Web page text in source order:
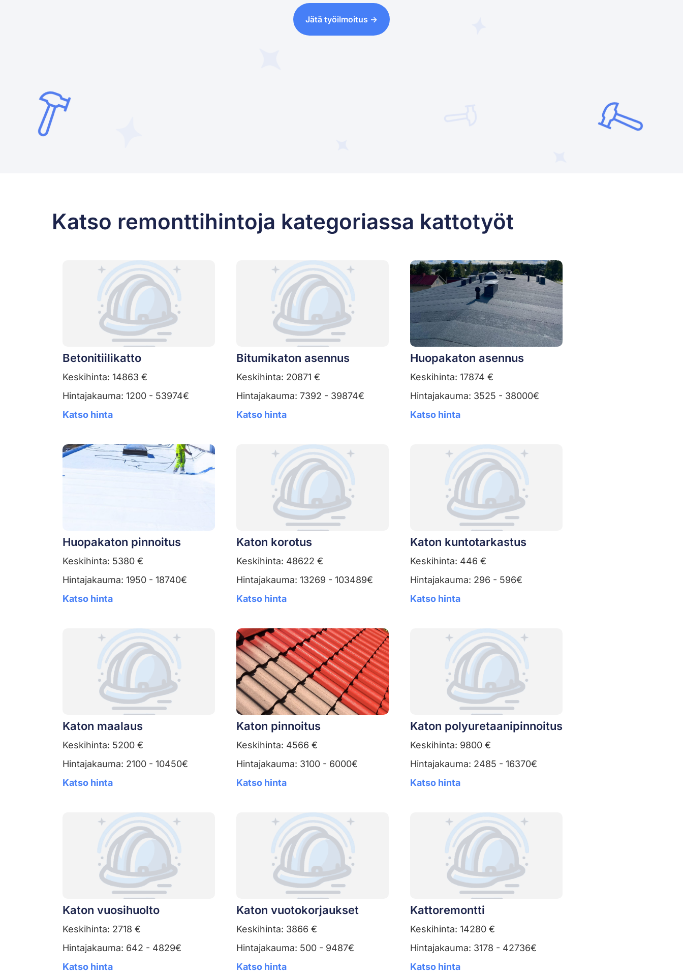
Jätä työilmoitus ->
Katso remonttihintoja kategoriassa kattotyöt
Betonitiilikatto
Keskihinta: 14863 €
Hintajakauma: 1200 - 53974€
Katso hinta
Bitumikaton asennus
Keskihinta: 20871 €
Hintajakauma: 7392 - 39874€
Katso hinta
Huopakaton asennus
Keskihinta: 17874 €
Hintajakauma: 3525 - 38000€
Katso hinta
Huopakaton pinnoitus
Keskihinta: 5380 €
Hintajakauma: 1950 - 18740€
Katso hinta
Katon korotus
Keskihinta: 48622 €
Hintajakauma: 13269 - 103489€
Katso hinta
Katon kuntotarkastus
Keskihinta: 446 €
Hintajakauma: 296 - 596€
Katso hinta
Katon maalaus
Keskihinta: 5200 €
Hintajakauma: 2100 - 10450€
Katso hinta
Katon pinnoitus
Keskihinta: 4566 €
Hintajakauma: 3100 - 6000€
Katso hinta
Katon polyuretaanipinnoitus
Keskihinta: 9800 €
Hintajakauma: 2485 - 16370€
Katso hinta
Katon vuosihuolto
Keskihinta: 2718 €
Hintajakauma: 642 - 4829€
Katso hinta
Katon vuotokorjaukset
Keskihinta: 3866 €
Hintajakauma: 500 - 9487€
Katso hinta
Kattoremontti
Keskihinta: 14280 €
Hintajakauma: 3178 - 42736€
Katso hinta